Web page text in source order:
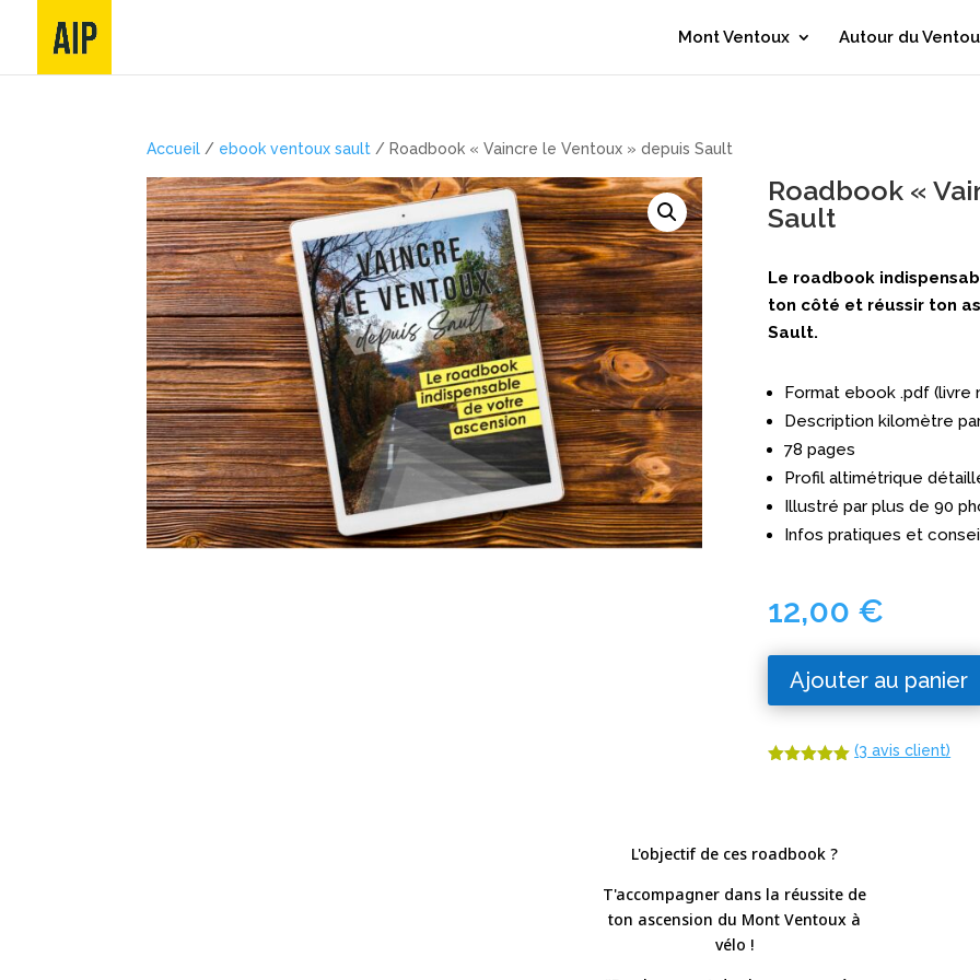
Mont Ventoux Autour du
Accueil / ebook ventoux sault / Roadbook « Vaincre le Ventoux » depuis Sault
Roadbook «
Sault
Le roadbook
ton côté et réussir ton
Sault.
Format ebook .pdf (livre
Description kilomètre
78 pages
Profil altimétrique
Illustré par plus de 90
Infos pratiques et
12,00 €
Ajouter au panier
(3 avis client)
L'objectif de ces roadbook ?
T'accompagner dans la réussite de
ton ascension du Mont Ventoux à
vélo !